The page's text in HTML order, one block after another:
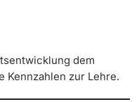
dem
Kennzahlen zur Lehre.